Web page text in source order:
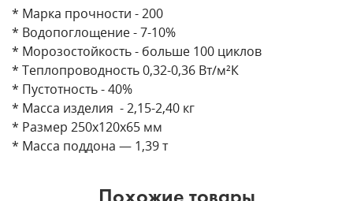
* Марка прочности - 200
* Водопоглощение - 7-10%
* Морозостойкость - больше 100 циклов
* Теплопроводность 0,32-0,36 Вт/м²К
* Пустотность - 40%
* Масса изделия - 2,15-2,40 кг
* Размер 250х120х65 мм
* Масса поддона — 1,39 т